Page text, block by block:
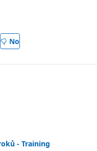
No
- Training